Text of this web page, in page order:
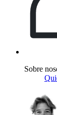
Sobre